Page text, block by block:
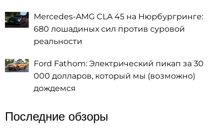
Mercedes-AMG CLA 45 на Нюрбургринге:
680 лошадиных сил против суровой
реальности
Ford Fathom: Электрический пикап за 30
000 долларов, который мы (возможно)
дождемся
Последние обзоры